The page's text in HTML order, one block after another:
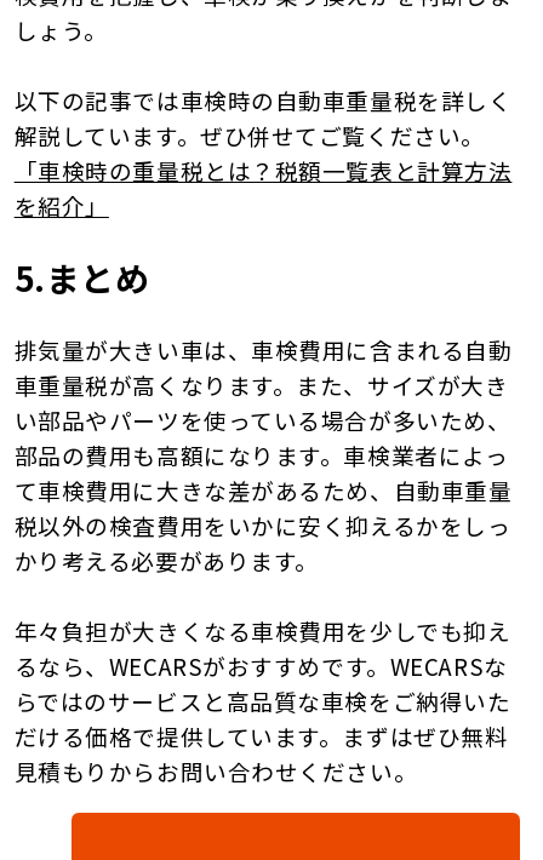
しょう。
以下の記事では車検時の自動車重量税を詳しく
解説しています。ぜひ併せてご覧ください。
「車検時の重量税とは？税額一覧表と計算方法
を紹介」
5.まとめ
排気量が大きい車は、車検費用に含まれる自動
車重量税が高くなります。また、サイズが大き
い部品やパーツを使っている場合が多いため、
部品の費用も高額になります。車検業者によっ
て車検費用に大きな差があるため、自動車重量
税以外の検査費用をいかに安く抑えるかをしっ
かり考える必要があります。
年々負担が大きくなる車検費用を少しでも抑え
るなら、WECARSがおすすめです。WECARSな
らではのサービスと高品質な車検をご納得いた
だける価格で提供しています。まずはぜひ無料
見積もりからお問い合わせください。